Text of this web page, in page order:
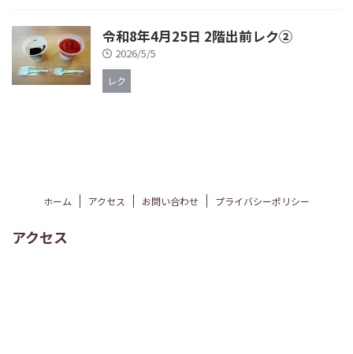
令和8年4月25日 2階出前レク②
2026/5/5
レク
ホーム アクセス お問い合わせ プライバシーポリシー
アクセス